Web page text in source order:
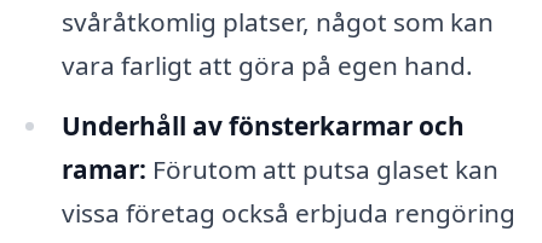
svåråtkomlig platser, något som kan
vara farligt att göra på egen hand.
Underhåll av fönsterkarmar och
ramar: Förutom att putsa glaset kan
vissa företag också erbjuda rengöring